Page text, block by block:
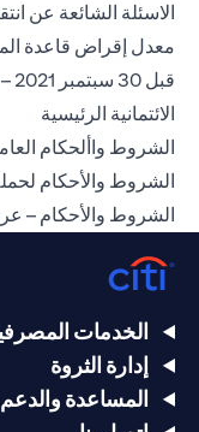
الاسئلة الشائعة عن
معدل إقراض قاعدة
الائتمانية الرئيسية
الشروط واألحكام
الشروط والأحكام
الشروط والأحكام –
الخدمات
إدارة الثروة
المساعدة والدعم